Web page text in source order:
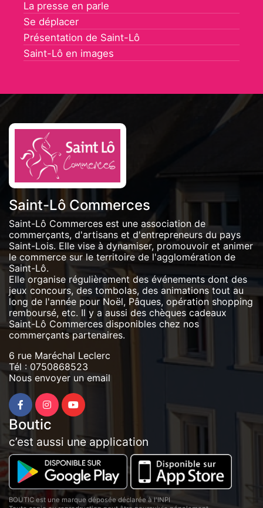
La presse en parle
Se déplacer
Présentation de Saint-Lô
Saint-Lô en images
Saint-Lô Commerces
Saint-Lô Commerces est une association de
commerçants, d'artisans et d'entrepreneurs du pays
Saint-Lois. Elle vise à dynamiser, promouvoir et animer
le commerce sur le territoire de l'agglomération de
Saint-Lô.
Elle organise régulièrement des événements dont des
jeux concours, des tombolas, des animations tout au
long de l'année pour Noël, Pâques, opération shopping
remboursé, etc. Il y a aussi des chèques cadeaux
Saint-Lô Commerces disponibles chez nos
commerçants partenaires.
6 rue Maréchal Leclerc
Tél : 0750868523
Nous envoyer un email
Boutic
c’est aussi une application
BOUTIC est une marque déposée déclarée à l'INPI